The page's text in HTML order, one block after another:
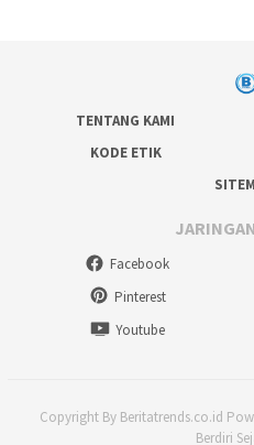
TENTANG KAMI
KODE ETIK
Facebook
Pinterest
Youtube
Copyright By Beritatrends.co.id
Berdiri